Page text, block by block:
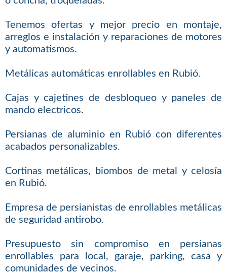
Tenemos ofertas y mejor precio en montaje,
arreglos e instalación y reparaciones de motores
y automatismos.
Metálicas automáticas enrollables en Rubió.
Cajas y cajetines de desbloqueo y paneles de
mando electricos.
Persianas de aluminio en Rubió con diferentes
acabados personalizables.
Cortinas metálicas, biombos de metal y celosía
en Rubió.
Empresa de persianistas de enrollables metálicas
de seguridad antirobo.
Presupuesto sin compromiso en persianas
enrollables para local, garaje, parking, casa y
comunidades de vecinos.